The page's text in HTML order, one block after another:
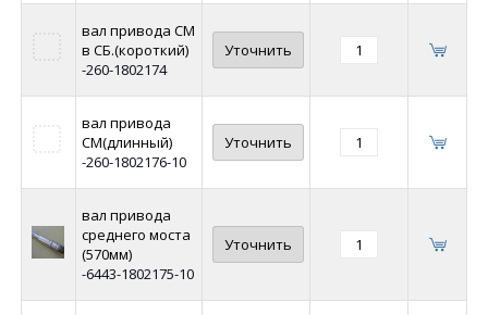
вал привода СМ
в СБ.(короткий)
-260-1802174
Уточнить
вал привода
СМ(длинный)
-260-1802176-10
Уточнить
вал привода
среднего моста
(570мм)
-6443-1802175-10
Уточнить